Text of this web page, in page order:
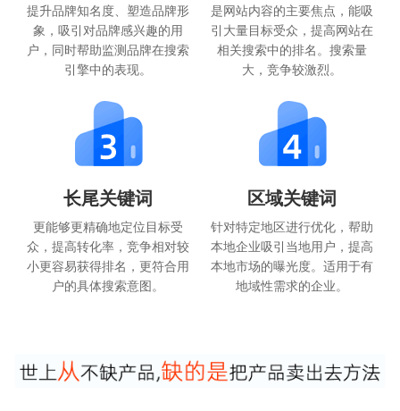
提升品牌知名度、塑造品牌形
象，吸引对品牌感兴趣的用
户，同时帮助监测品牌在搜索
引擎中的表现。
是网站内容的主要焦点，能吸
引大量目标受众，提高网站在
相关搜索中的排名。搜索量
大，竞争较激烈。
长尾关键词
更能够更精确地定位目标受
众，提高转化率，竞争相对较
小更容易获得排名，更符合用
户的具体搜索意图。
区域关键词
针对特定地区进行优化，帮助
本地企业吸引当地用户，提高
本地市场的曝光度。适用于有
地域性需求的企业。